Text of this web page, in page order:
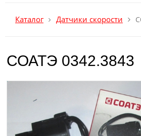
Каталог Датчики скорости
СОАТЭ 0342.3843